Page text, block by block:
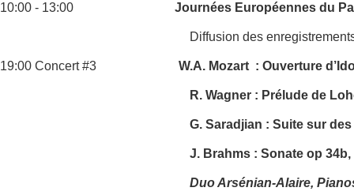
10:00 - 13:00 Journées Européennes du
Diffusion des
19:00 Concert #3 W.A. Mozart : Ouverture
R. Wagner : Prélude de
G. Saradjian : Suite sur
J. Brahms : Sonate op
Duo Arsénian-Alaire,